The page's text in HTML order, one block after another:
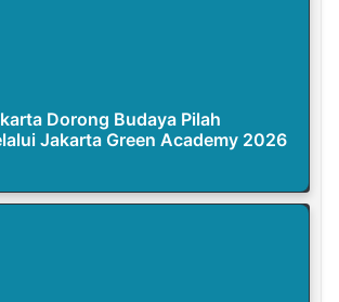
Dorong Budaya Pilah
Jakarta Green Academy 2026